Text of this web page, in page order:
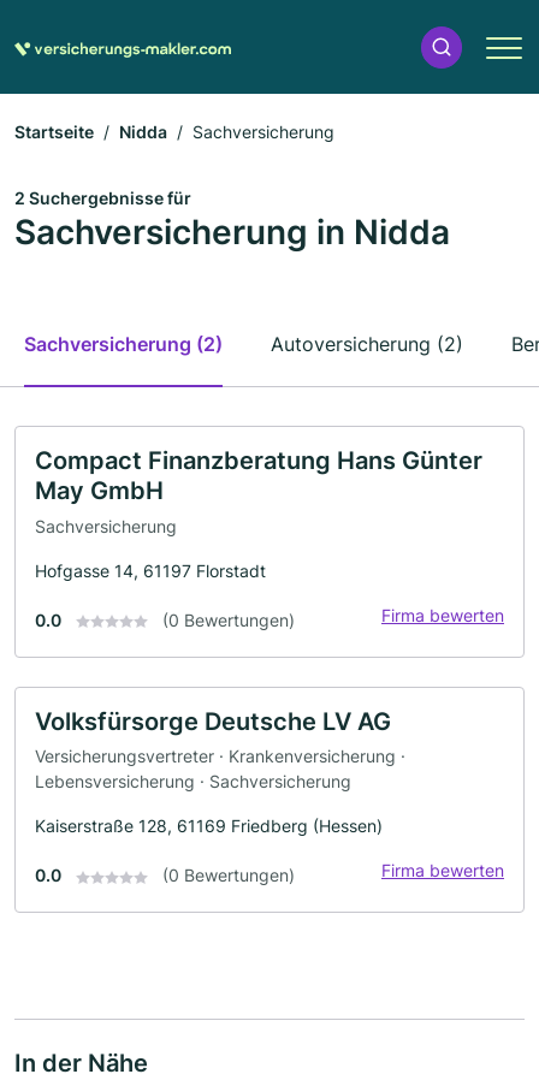
Startseite Nidda Sachversicherung
2 Suchergebnisse für
Sachversicherung in Nidda
Sachversicherung (2) Autoversicherung (2)
Compact Finanzberatung Hans Günter
May GmbH
Sachversicherung
Hofgasse 14, 61197 Florstadt
0.0 (0 Bewertungen) Firma bewerten
Volksfürsorge Deutsche LV AG
Versicherungsvertreter · Krankenversicherung ·
Lebensversicherung · Sachversicherung
Kaiserstraße 128, 61169 Friedberg (Hessen)
0.0 (0 Bewertungen) Firma bewerten
In der Nähe